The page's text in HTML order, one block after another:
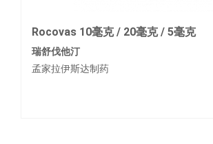
Rocovas 10毫克 / 20毫克 / 5毫克
瑞舒伐他汀
孟家拉伊斯达制药